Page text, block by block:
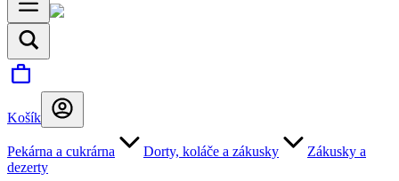
Košík
Pekárna a cukrárna Dorty, koláče a zákusky
Zákusky a
dezerty